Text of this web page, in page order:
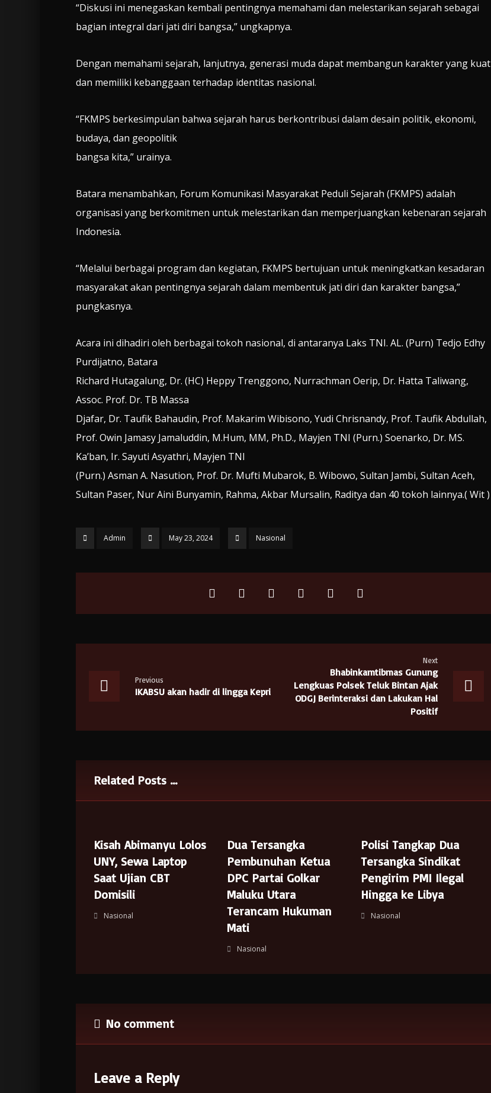
“Diskusi ini menegaskan kembali pentingnya memahami dan melestarikan sejarah sebagai
bagian integral dari jati diri bangsa,” ungkapnya.
Dengan memahami sejarah, lanjutnya, generasi muda dapat membangun karakter yang kuat
dan memiliki kebanggaan terhadap identitas nasional.
“FKMPS berkesimpulan bahwa sejarah harus berkontribusi dalam desain politik, ekonomi,
budaya, dan geopolitik
bangsa kita,” urainya.
Batara menambahkan, Forum Komunikasi Masyarakat Peduli Sejarah (FKMPS) adalah
organisasi yang berkomitmen untuk melestarikan dan memperjuangkan kebenaran sejarah
Indonesia.
“Melalui berbagai program dan kegiatan, FKMPS bertujuan untuk meningkatkan kesadaran
masyarakat akan pentingnya sejarah dalam membentuk jati diri dan karakter bangsa,”
pungkasnya.
Acara ini dihadiri oleh berbagai tokoh nasional, di antaranya Laks TNI. AL. (Purn) Tedjo Edhy
Purdijatno, Batara
Richard Hutagalung, Dr. (HC) Heppy Trenggono, Nurrachman Oerip, Dr. Hatta Taliwang,
Assoc. Prof. Dr. TB Massa
Djafar, Dr. Taufik Bahaudin, Prof. Makarim Wibisono, Yudi Chrisnandy, Prof. Taufik Abdullah,
Prof. Owin Jamasy Jamaluddin, M.Hum, MM, Ph.D., Mayjen TNI (Purn.) Soenarko, Dr. MS.
Ka’ban, Ir. Sayuti Asyathri, Mayjen TNI
(Purn.) Asman A. Nasution, Prof. Dr. Mufti Mubarok, B. Wibowo, Sultan Jambi, Sultan Aceh,
Sultan Paser, Nur Aini Bunyamin, Rahma, Akbar Mursalin, Raditya dan 40 tokoh lainnya.( Wit )
Admin May 23, 2024 Nasional
Previous
IKABSU akan hadir di lingga Kepri
Next
Bhabinkamtibmas Gunung
Lengkuas Polsek Teluk Bintan Ajak
ODGJ Berinteraksi dan Lakukan Hal
Positif
Related Posts ...
Kisah Abimanyu Lolos
UNY, Sewa Laptop
Saat Ujian CBT
Domisili
Nasional
Dua Tersangka
Pembunuhan Ketua
DPC Partai Golkar
Maluku Utara
Terancam Hukuman
Mati
Nasional
Polisi Tangkap Dua
Tersangka Sindikat
Pengirim PMI Ilegal
Hingga ke Libya
Nasional
No comment
Leave a Reply